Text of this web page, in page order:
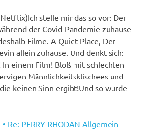
stelle mir das so vor: Der
der Covid-Pandemie zuhause
Filme. A Quiet Place, Der
allein zuhause. Und denkt sich:
In einem Film! Bloß mit schlechten
Männlichkeitsklischees und
keinen Sinn ergibt!Und so wurde
Re: PERRY RHODAN Allgemein